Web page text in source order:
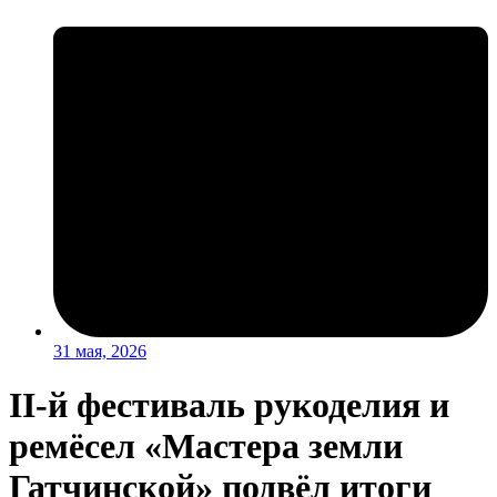
31 мая, 2026
II-й фестиваль рукоделия и
ремёсел «Мастера земли
Гатчинской» подвёл итоги